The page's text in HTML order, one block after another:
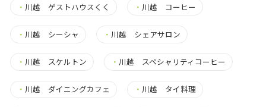
・ 川越 ゲストハウスくく ・ 川越 コーヒー
・ 川越 シーシャ ・ 川越 シェアサロン
・ 川越 スケルトン ・ 川越 スペシャリティコーヒー
・ 川越 ダイニングカフェ ・ 川越 タイ料理